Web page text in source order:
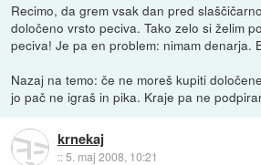
Recimo, da grem vsak dan pred
določeno vrsto peciva. Tako zelo si želim
peciva! Je pa en problem: nimam denarja.
Nazaj na temo: če ne moreš kupiti
jo pač ne igraš in pika. Kraje pa ne
krnekaj
::5. maj 2008, 10:21